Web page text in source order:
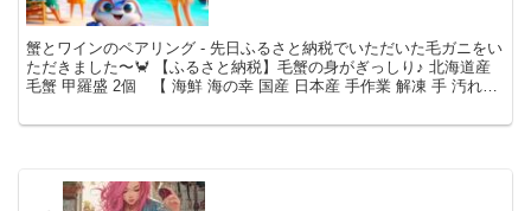
蟹とワインのペアリング - 先日ふるさと納税でいただいた毛ガニをい
ただきました〜🦀 【ふるさと納税】毛蟹の身がぎっしり♪ 北海道産
毛蟹 甲羅盛 2個 【 海鮮 海の幸 国産 日本産 手作業 解凍 手 汚れな